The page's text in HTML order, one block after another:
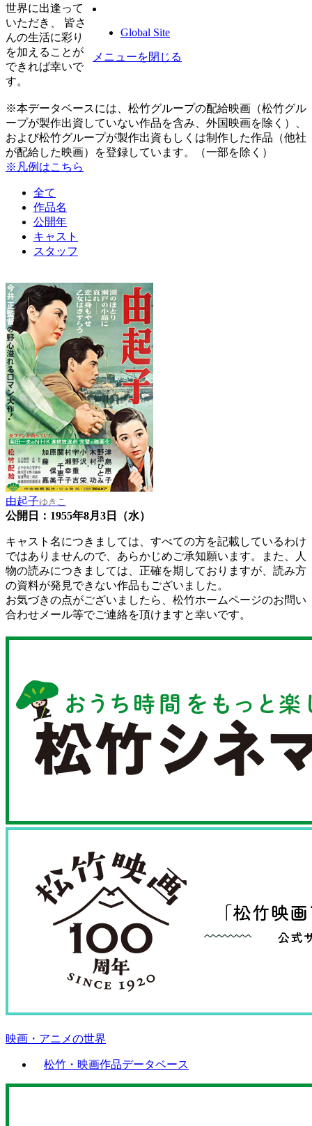
Global Site
メニューを閉じる
世界に出逢って
いただき、 皆さ
んの生活に彩り
を加えることが
できれば幸いで
す。
※本データベースには、松竹グループの配給映画（松竹グル
ープが製作出資していない作品を含み、外国映画を除く）、
および松竹グループが製作出資もしくは制作した作品（他社
が配給した映画）を登録しています。（一部を除く）
※凡例はこちら
全て
作品名
公開年
キャスト
スタッフ
由起子ゆきこ
公開日：1955年8月3日（水）
キャスト名につきましては、すべての方を記載しているわけ
ではありませんので、あらかじめご承知願います。また、人
物の読みにつきましては、正確を期しておりますが、読み方
の資料が発見できない作品もございました。
お気づきの点がございましたら、松竹ホームページのお問い
合わせメール等でご連絡を頂けますと幸いです。
映画・アニメの世界
松竹・映画作品データベース